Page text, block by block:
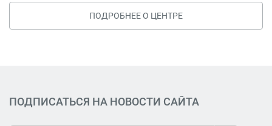
ПОДРОБНЕЕ О ЦЕНТРЕ
ПОДПИСАТЬСЯ НА НОВОСТИ САЙТА